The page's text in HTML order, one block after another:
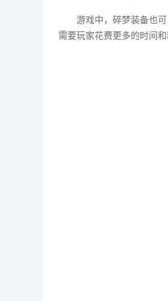
游戏中，碎梦装备也
需要玩家花费更多的时间和